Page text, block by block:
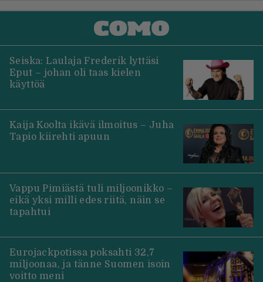
Seiska: Laulaja Frederik lyttäsi
Eput – johan oli taas kielen
käyttöä
Kaija Koolta ikävä ilmoitus – Juha
Tapio kiirehti apuun
Vappu Pimiästä tuli miljoonikko –
eikä yksi milli edes riitä, näin se
tapahtui
Eurojackpotissa poksahti 32,7
miljoonaa, ja tänne Suomen isoin
voitto meni